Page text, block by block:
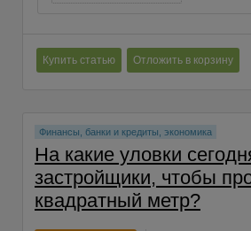
Купить статью Отложить в корзину
Финансы, банки и кредиты, экономика
На какие уловки
застройщики, чтобы
квадратный метр?